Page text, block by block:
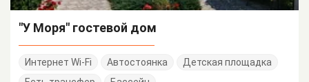
"У Моря" гостевой дом
Интернет Wi-Fi Автостоянка
Детская площадка